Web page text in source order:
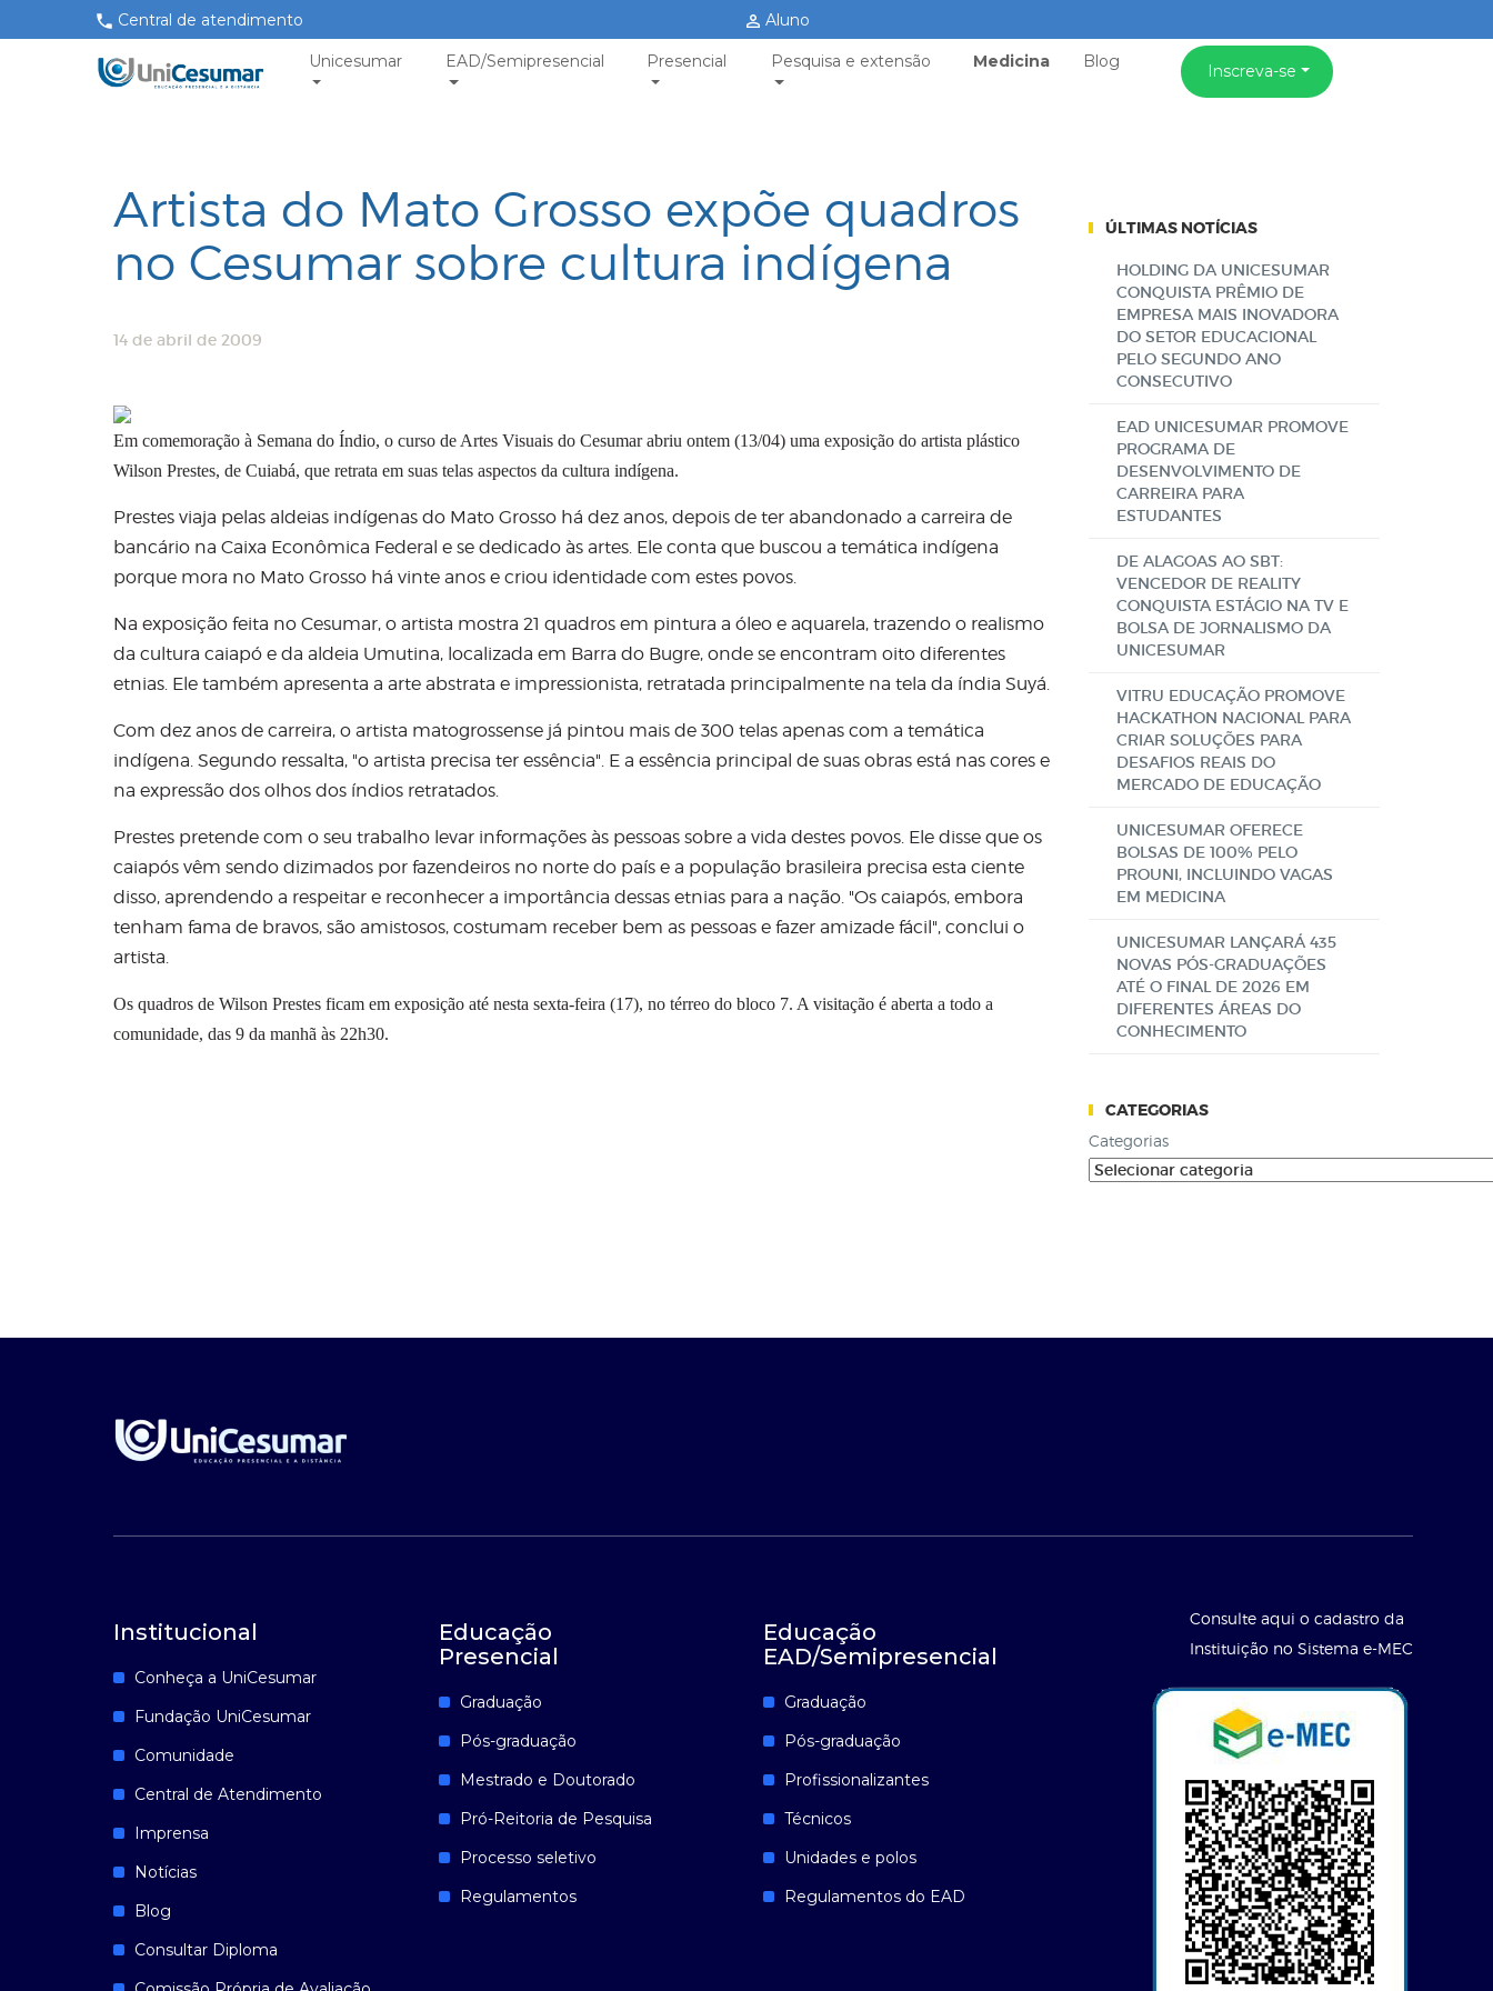
Central de atendimento Aluno
Unicesumar EAD/Semipresencial Presencial Pesquisa e extensão Medicina Blog Inscreva-se
Artista do Mato Grosso expõe quadros
no Cesumar sobre cultura indígena
14 de abril de 2009
Em comemoração à Semana do Índio, o curso de Artes Visuais do Cesumar abriu ontem (13/04) uma exposição do artista plástico
Wilson Prestes, de Cuiabá, que retrata em suas telas aspectos da cultura indígena.
Prestes viaja pelas aldeias indígenas do Mato Grosso há dez anos, depois de ter abandonado a carreira de
bancário na Caixa Econômica Federal e se dedicado às artes. Ele conta que buscou a temática indígena
porque mora no Mato Grosso há vinte anos e criou identidade com estes povos.
Na exposição feita no Cesumar, o artista mostra 21 quadros em pintura a óleo e aquarela, trazendo o realismo
da cultura caiapó e da aldeia Umutina, localizada em Barra do Bugre, onde se encontram oito diferentes
etnias. Ele também apresenta a arte abstrata e impressionista, retratada principalmente na tela da índia Suyá.
Com dez anos de carreira, o artista matogrossense já pintou mais de 300 telas apenas com a temática
indígena. Segundo ressalta, "o artista precisa ter essência". E a essência principal de suas obras está nas cores e
na expressão dos olhos dos índios retratados.
Prestes pretende com o seu trabalho levar informações às pessoas sobre a vida destes povos. Ele disse que os
caiapós vêm sendo dizimados por fazendeiros no norte do país e a população brasileira precisa esta ciente
disso, aprendendo a respeitar e reconhecer a importância dessas etnias para a nação. "Os caiapós, embora
tenham fama de bravos, são amistosos, costumam receber bem as pessoas e fazer amizade fácil", conclui o
artista.
Os quadros de Wilson Prestes ficam em exposição até nesta sexta-feira (17), no térreo do bloco 7. A visitação é aberta a todo a
comunidade, das 9 da manhã às 22h30.
ÚLTIMAS NOTÍCIAS
HOLDING DA UNICESUMAR
CONQUISTA PRÊMIO DE
EMPRESA MAIS INOVADORA
DO SETOR EDUCACIONAL
PELO SEGUNDO ANO
CONSECUTIVO
EAD UNICESUMAR PROMOVE
PROGRAMA DE
DESENVOLVIMENTO DE
CARREIRA PARA
ESTUDANTES
DE ALAGOAS AO SBT:
VENCEDOR DE REALITY
CONQUISTA ESTÁGIO NA TV E
BOLSA DE JORNALISMO DA
UNICESUMAR
VITRU EDUCAÇÃO PROMOVE
HACKATHON NACIONAL PARA
CRIAR SOLUÇÕES PARA
DESAFIOS REAIS DO
MERCADO DE EDUCAÇÃO
UNICESUMAR OFERECE
BOLSAS DE 100% PELO
PROUNI, INCLUINDO VAGAS
EM MEDICINA
UNICESUMAR LANÇARÁ 435
NOVAS PÓS-GRADUAÇÕES
ATÉ O FINAL DE 2026 EM
DIFERENTES ÁREAS DO
CONHECIMENTO
CATEGORIAS
Categorias
Institucional
Conheça a UniCesumar
Fundação UniCesumar
Comunidade
Central de Atendimento
Imprensa
Notícias
Blog
Consultar Diploma
Educação
Presencial
Graduação
Pós-graduação
Mestrado e Doutorado
Pró-Reitoria de Pesquisa
Processo seletivo
Regulamentos
Educação
EAD/Semipresencial
Graduação
Pós-graduação
Profissionalizantes
Técnicos
Unidades e polos
Regulamentos do EAD
Consulte aqui o cadastro da
Instituição no Sistema e-MEC